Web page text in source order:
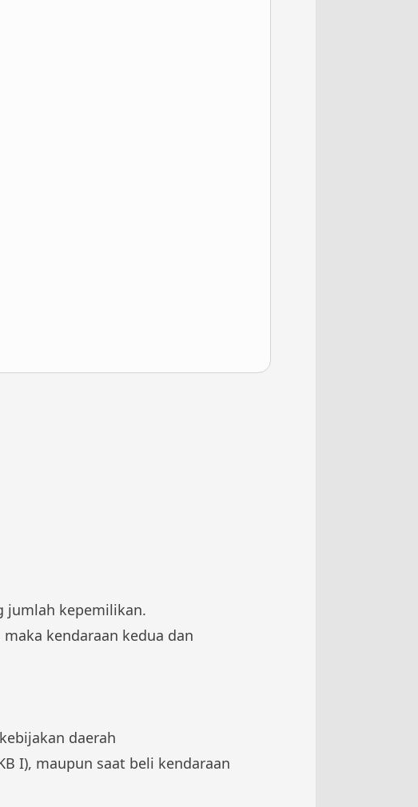
jumlah kepemilikan.
kendaraan kedua dan
daerah
I), maupun saat beli kendaraan